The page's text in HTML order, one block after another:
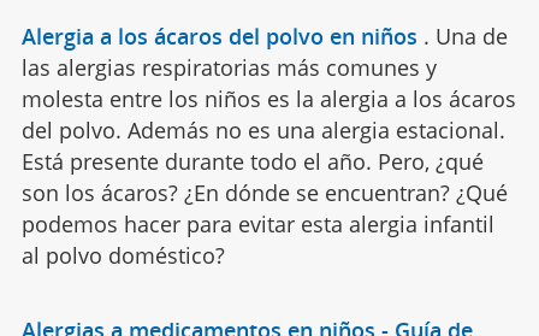
Alergia a los ácaros del polvo en niños . Una de
las alergias respiratorias más comunes y
molesta entre los niños es la alergia a los ácaros
del polvo. Además no es una alergia estacional.
Está presente durante todo el año. Pero, ¿qué
son los ácaros? ¿En dónde se encuentran? ¿Qué
podemos hacer para evitar esta alergia infantil
al polvo doméstico?
Alergias a medicamentos en niños - Guía de